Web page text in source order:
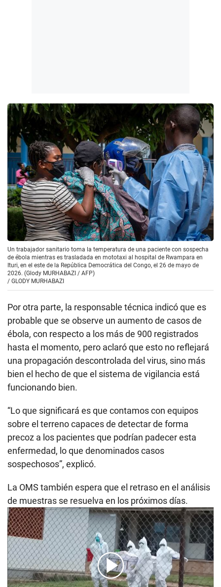
Un trabajador sanitario toma la temperatura de una paciente con sospecha
de ébola mientras es trasladada en mototaxi al hospital de Rwampara en
Ituri, en el este de la República Democrática del Congo, el 26 de mayo de
2026. (Glody MURHABAZI / AFP)
/ GLODY MURHABAZI
Por otra parte, la responsable técnica indicó que es
probable que se observe un aumento de casos de
ébola, con respecto a los más de 900 registrados
hasta el momento, pero aclaró que esto no reflejará
una propagación descontrolada del virus, sino más
bien el hecho de que el sistema de vigilancia está
funcionando bien.
“Lo que significará es que contamos con equipos
sobre el terreno capaces de detectar de forma
precoz a los pacientes que podrían padecer esta
enfermedad, lo que denominados casos
sospechosos”, explicó.
La OMS también espera que el retraso en el análisis
de muestras se resuelva en los próximos días.